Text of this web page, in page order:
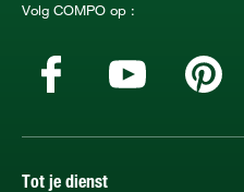
Volg COMPO op :
Tot je dienst